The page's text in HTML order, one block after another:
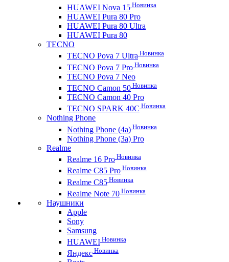
HUAWEI Nova 15 Новинка
HUAWEI Pura 80 Pro
HUAWEI Pura 80 Ultra
HUAWEI Pura 80
TECNO
TECNO Pova 7 Ultra Новинка
TECNO Pova 7 Pro Новинка
TECNO Pova 7 Neo
TECNO Camon 50 Новинка
TECNO Camon 40 Pro
TECNO SPARK 40C Новинка
Nothing Phone
Nothing Phone (4a) Новинка
Nothing Phone (3a) Pro
Realme
Realme 16 Pro Новинка
Realme C85 Pro Новинка
Realme C85 Новинка
Realme Note 70 Новинка
Наушники
Apple
Sony
Samsung
HUAWEI Новинка
Яндекс Новинка